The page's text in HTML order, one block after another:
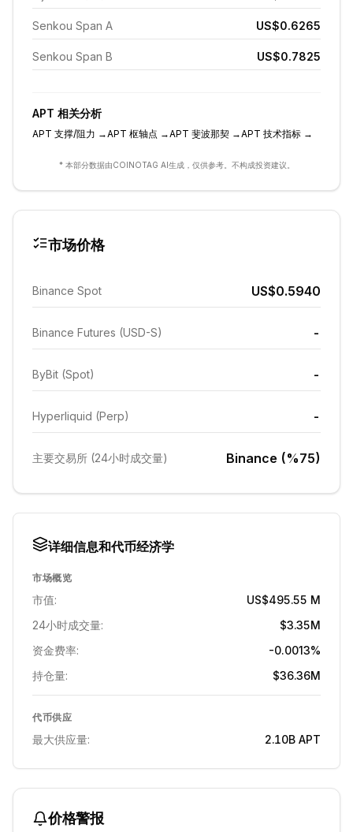
Senkou Span A US$0.6265
Senkou Span B US$0.7825
APT 相关分析
APT 支撑/阻力 →APT 枢轴点 →APT 斐波那契 →APT 技术指标 →
* 本部分数据由COINOTAG AI生成，仅供参考。不构成投资建议。
市场价格
Binance Spot US$0.5940
Binance Futures (USD-S) -
ByBit (Spot) -
Hyperliquid (Perp) -
主要交易所 (24小时成交量) Binance (%75)
详细信息和代币经济学
市场概览
市值:
US$495.55 M
24小时成交量:
$3.35M
资金费率:
-0.0013%
持仓量:
$36.36M
代币供应
最大供应量: 2.10B APT
价格警报